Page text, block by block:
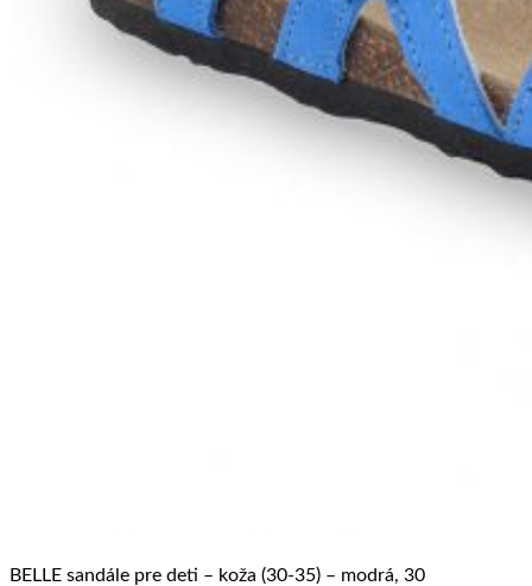
BELLE sandále pre deti – koža (30-35) – modrá, 30